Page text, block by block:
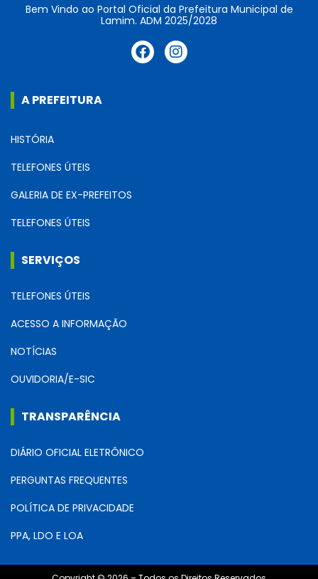
Bem Vindo ao Portal Oficial da Prefeitura Municipal de
Lamim. ADM 2025/2028
A PREFEITURA
HISTÓRIA
TELEFONES ÚTEIS
GALERIA DE EX-PREFEITOS
TELEFONES ÚTEIS
SERVIÇOS
TELEFONES ÚTEIS
ACESSO A INFORMAÇÃO
NOTÍCIAS
OUVIDORIA/E-SIC
TRANSPARÊNCIA
DIÁRIO OFICIAL ELETRÔNICO
PERGUNTAS FREQUENTES
POLÍTICA DE PRIVACIDADE
PPA, LDO E LOA